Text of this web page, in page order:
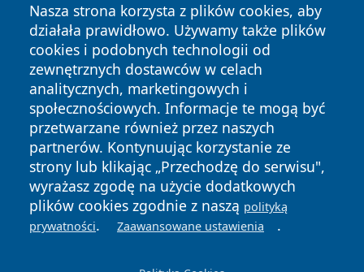
Nasza strona korzysta z plików cookies, aby
działała prawidłowo. Używamy także plików
cookies i podobnych technologii od
zewnętrznych dostawców w celach
analitycznych, marketingowych i
społecznościowych. Informacje te mogą być
przetwarzane również przez naszych
partnerów. Kontynuując korzystanie ze
strony lub klikając „Przechodzę do serwisu",
wyrażasz zgodę na użycie dodatkowych
plików cookies zgodnie z naszą polityką
prywatności. Zaawansowane ustawienia .
Copyright © 2026 pulsbydgoszczy.pl Wszystkie prawa
zastrzeżone.
News Autorzy
Polityka
Prywatności
Polityka
Cookies